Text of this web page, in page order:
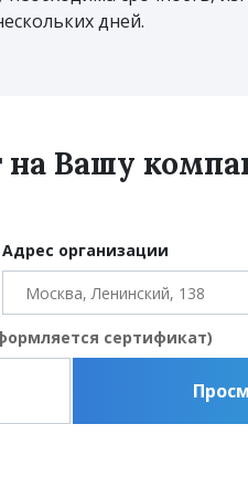
дней.
на Вашу
Адрес организации
сертификат)